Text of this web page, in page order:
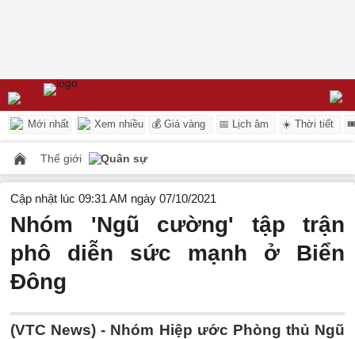
Mới nhất Xem nhiều 💰 Giá vàng 📅 Lịch âm ☀️ Thời tiết
Thế giới Quân sự
Cập nhật lúc 09:31 AM ngày 07/10/2021
Nhóm 'Ngũ cường' tập trận
phô diễn sức mạnh ở Biển
Đông
(VTC News) - Nhóm Hiệp ước Phòng thủ Ngũ